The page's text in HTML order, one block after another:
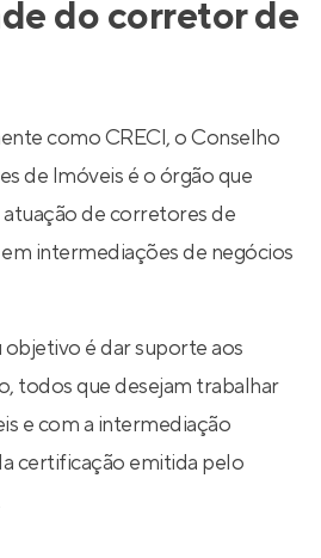
do corretor de
como CRECI, o Conselho
de Imóveis é o órgão que
atuação de corretores de
intermediações de negócios
objetivo é dar suporte aos
todos que desejam trabalhar
e com a intermediação
certificação emitida pelo